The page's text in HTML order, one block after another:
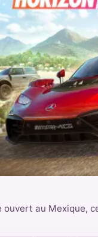
ouvert au Mexique,